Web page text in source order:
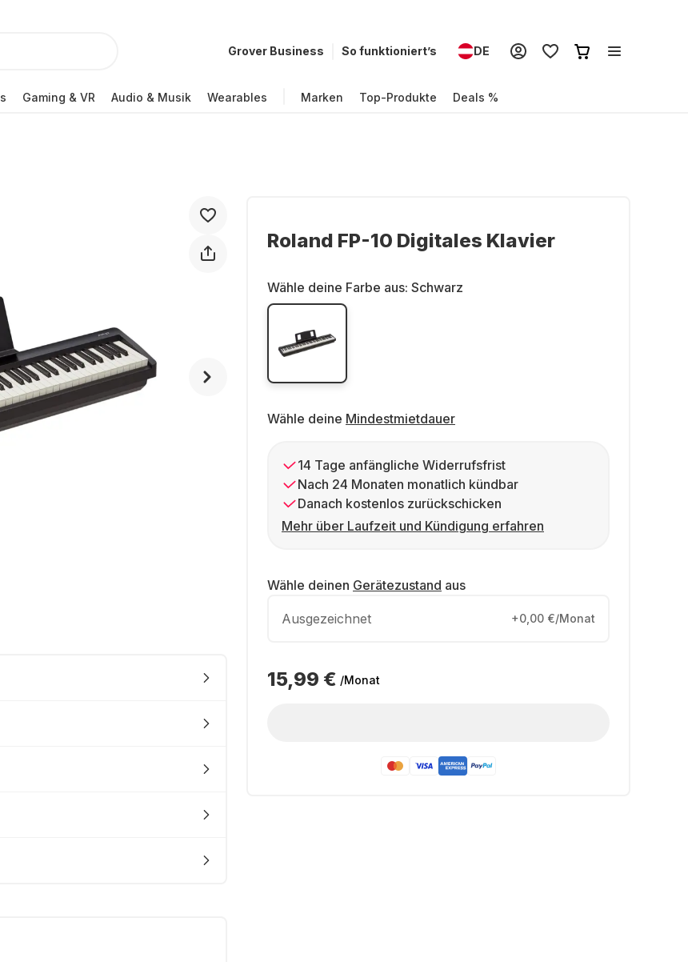
Grover Business So funktioniert’s DE
Gaming & VR Audio & Musik Wearables Marken Top-Produkte Deals %
Roland FP-10 Digitales Klavier
Wähle deine Farbe aus: Schwarz
Wähle deine Mindestmietdauer
14 Tage anfängliche Widerrufsfrist
Nach 24 Monaten monatlich kündbar
Danach kostenlos zurückschicken
Mehr über Laufzeit und Kündigung erfahren
Wähle deinen Gerätezustand aus
Ausgezeichnet +0,00 €/Monat
15,99 € /Monat